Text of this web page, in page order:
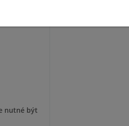
nutné být